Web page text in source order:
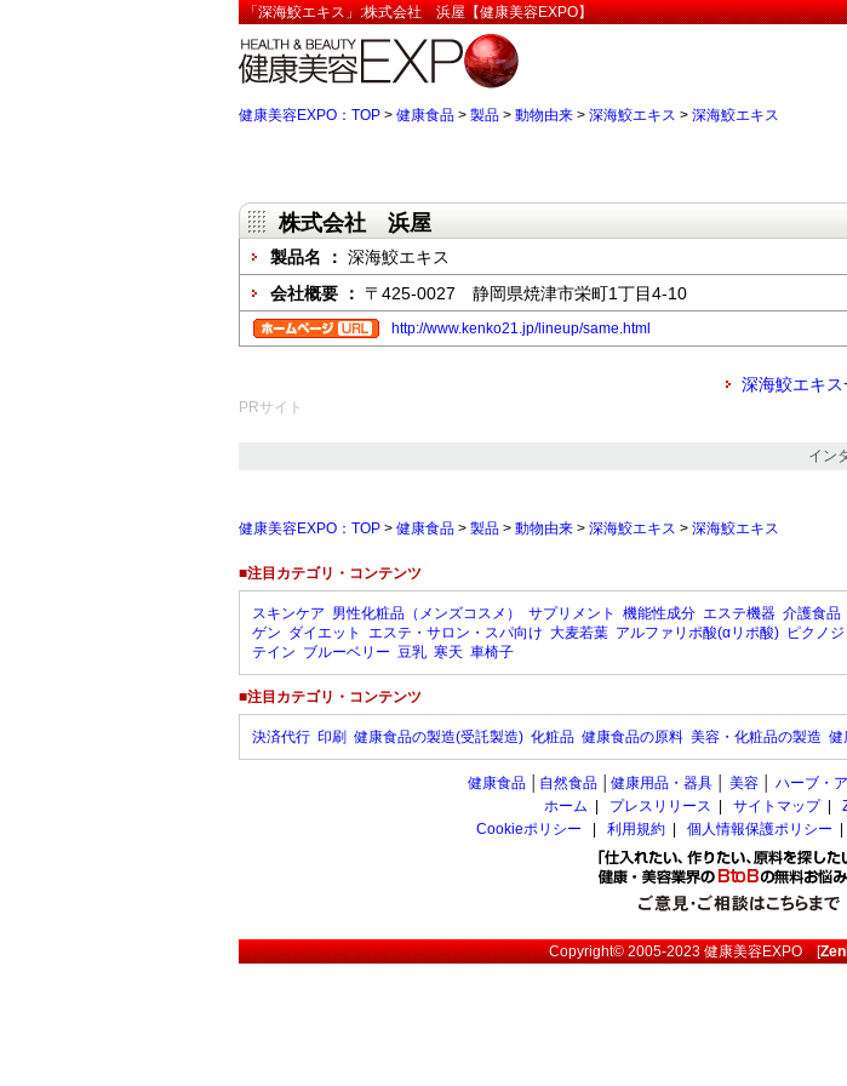
「深海鮫エキス」:株式会社 浜屋【健康美容EXPO】
健康美容EXPO：TOP > 健康食品 > 製品 > 動物由来 > 深海鮫エキス > 深海鮫エキス
株式会社 浜屋
製品名 ： 深海鮫エキス
会社概要 ： 〒425-0027 静岡県焼津市栄町1丁目4-10
http://www.kenko21.jp/lineup/same.html
深海鮫エキス
PRサイト
イン
健康美容EXPO：TOP > 健康食品 > 製品 > 動物由来 > 深海鮫エキス > 深海鮫エキス
■注目カテゴリ・コンテンツ
スキンケア 男性化粧品（メンズコスメ） サプリメント 機能性成分 エステ機器 介護食品
ゲン ダイエット エステ・サロン・スパ向け 大麦若葉 アルファリポ酸(αリポ酸) ピクノ
テイン ブルーベリー 豆乳 寒天 車椅子
■注目カテゴリ・コンテンツ
決済代行 印刷 健康食品の製造(受託製造) 化粧品 健康食品の原料 美容・化粧品の製造 健
健康食品 自然食品 健康用品・器具 美容 ハーブ・
ホーム
プレスリリース サイトマップ|
Cookieポリシー
利用規約 個人情報保護ポリシー
Copyright© 2005-2023健康美容EXPO[